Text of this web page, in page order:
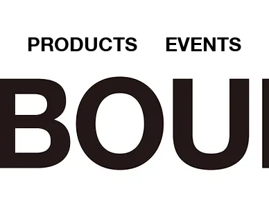
PRODUCTS EVENTS